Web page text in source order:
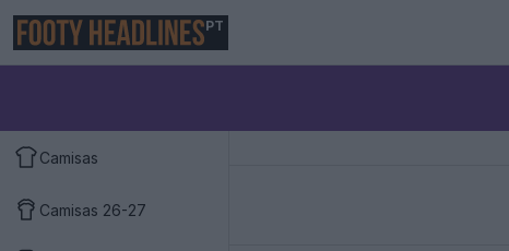
PT
Camisas
Camisas 26-27